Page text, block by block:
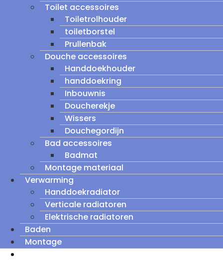
Toilet accessoires
Toiletrolhouder
toiletborstel
Prullenbak
Douche accessoires
Handdoekhouder
handdoekring
Inbouwnis
Doucherekje
Wissers
Douchegordijn
Bad accessoires
Badmat
Montage materiaal
Verwarming
Handdoekradiator
Verticale radiatoren
Elektrische radiatoren
Baden
Montage